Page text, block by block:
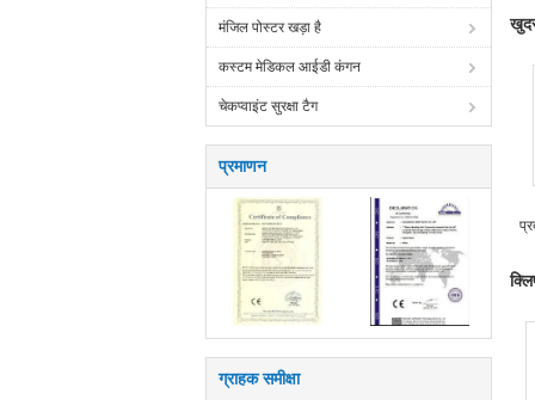
मंजिल पोस्टर खड़ा है
कस्टम मेडिकल आईडी कंगन
चेकप्वाइंट सुरक्षा टैग
प्रमाणन
ग्राहक समीक्षा